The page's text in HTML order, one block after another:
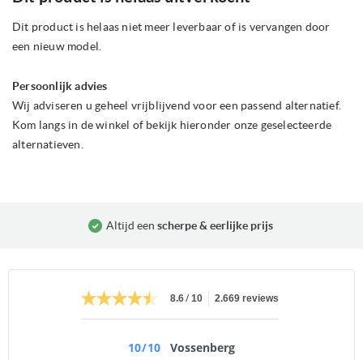
begin
van
Dit product is helaas niet meer leverbaar of is vervangen door
een nieuw model.
Persoonlijk advies
Wij adviseren u geheel vrijblijvend voor een passend alternatief.
Kom langs in de winkel of bekijk hieronder onze geselecteerde
alternatieven.
Altijd een scherpe & eerlijke prijs
8.6/ 10 2.669 reviews
10/10
Vossenberg